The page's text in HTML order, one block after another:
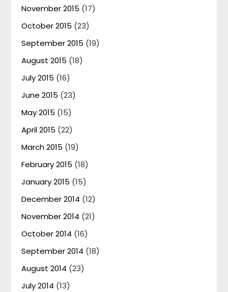
November 2015 (17)
October 2015 (23)
September 2015 (19)
August 2015 (18)
July 2015 (16)
June 2015 (23)
May 2015 (15)
April 2015 (22)
March 2015 (19)
February 2015 (18)
January 2015 (15)
December 2014 (12)
November 2014 (21)
October 2014 (16)
September 2014 (18)
August 2014 (23)
July 2014 (13)